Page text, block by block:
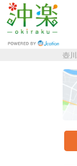
壺